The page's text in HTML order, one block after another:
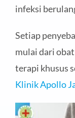
infeksi
Setiap
mulai dari
terapi khusus
Klinik Apollo